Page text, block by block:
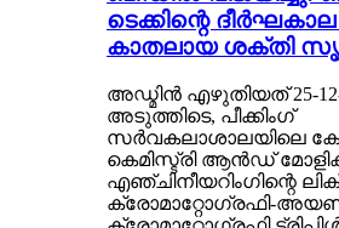
ടെക്കിന്റെ
കാതലായ ശക്തി
അഡ്മിൻ എഴുതിയത് 25-
അടുത്തിടെ, പീക്കിംഗ്
സർവകലാശാലയിലെ
കെമിസ്ട്രി ആൻഡ്
എഞ്ചിനീയറിംഗിന്റെ
ക്രോമാറ്റോഗ്രഫി-